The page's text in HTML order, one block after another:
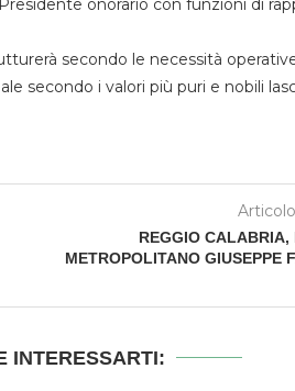
secondo le necessità
secondo i valori più puri e nobili
REGGIO CALABRIA,
METROPOLITANO GIUSEPPE
INTERESSARTI: